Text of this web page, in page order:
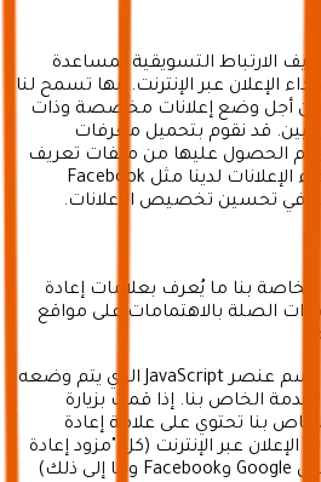
الارتباط التسويقية لمساعدة
الإعلان عبر الإنترنت. إنها تسمح لنا
من أجل وضع إعلانات مخصصة وذات
قد نقوم بتحميل معرفات
تم الحصول عليها من ملفات تعريف
الارتباط هذه إلى منصة شركاء الإعلانات لدينا مثل Facebook
بنا ما يُعرف بعلامات إعادة
ذات الصلة بالاهتمامات على مواقع
علامة إعادة الاستهداف هي اسم عنصر JavaScript الذي يتم وضعه
الخاص بنا. إذا قمت بزيارة
بنا تحتوي على علامة إعادة
عبر الإنترنت (كل "مزود إعادة
الاستهداف"، على سبيل المثال Google وFacebook وما إلى ذلك)